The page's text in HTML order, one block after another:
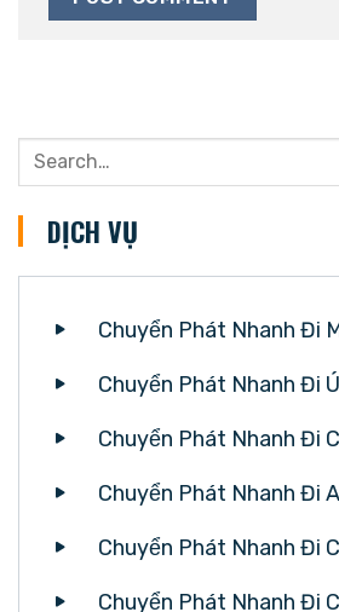
DỊCH VỤ
Chuyển Phát Nhanh Đi
Chuyển Phát Nhanh Đi
Chuyển Phát Nhanh Đi
Chuyển Phát Nhanh Đi
Chuyển Phát Nhanh Đi
Chuyển Phát Nhanh Đi